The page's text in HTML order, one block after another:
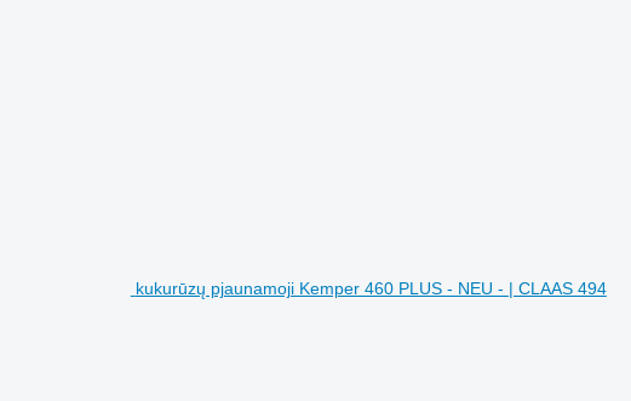
kukurūzų pjaunamoji Kemper 460 PLUS - NEU - | CLAAS 494